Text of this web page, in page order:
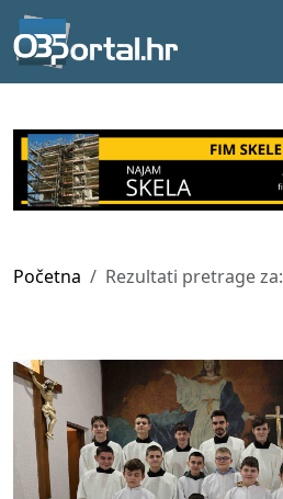
Početna Rezultati pretrage za: